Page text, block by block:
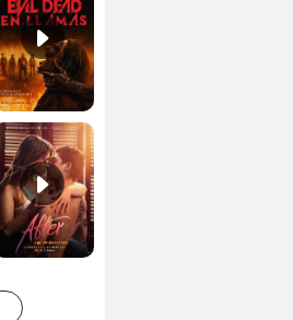
Tráiler de 'After: Aquí empieza todo'